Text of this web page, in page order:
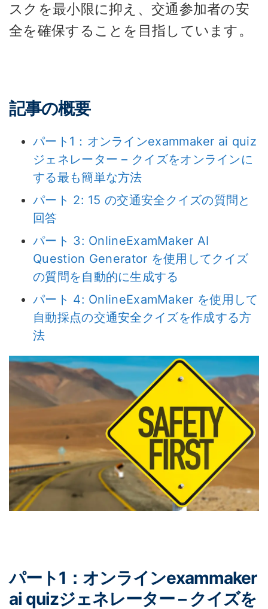
スクを最小限に抑え、交通参加者の安
全を確保することを目指しています。
記事の概要
パート1：オンラインexammaker ai quiz
ジェネレーター – クイズをオンラインに
する最も簡単な方法
パート 2: 15 の交通安全クイズの質問と
回答
パート 3: OnlineExamMaker AI
Question Generator を使用してクイズ
の質問を自動的に生成する
パート 4: OnlineExamMaker を使用して
自動採点の交通安全クイズを作成する方
法
パート1：オンラインexammaker
ai quizジェネレーター – クイズを